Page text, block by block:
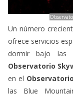
Un número
ofrece servicios
dormir bajo las
Observatorio
en el
las Blue